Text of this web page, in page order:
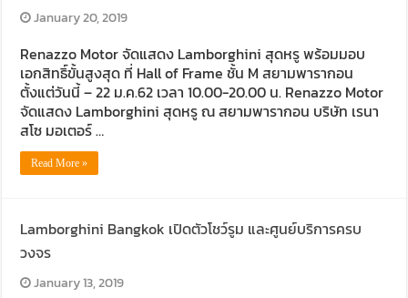
January 20, 2019
Renazzo Motor จัดแสดง Lamborghini สุดหรู พร้อมมอบ
เอกสิทธิ์ขั้นสูงสุด ที่ Hall of Frame ชั้น M สยามพารากอน
ตั้งแต่วันนี้ – 22 ม.ค.62 เวลา 10.00-20.00 น. Renazzo Motor
จัดแสดง Lamborghini สุดหรู ณ สยามพารากอน บริษัท เรนา
สโซ มอเตอร์ …
Read More »
Lamborghini Bangkok เปิดตัวโชว์รูม และศูนย์บริการครบ
วงจร
January 13, 2019